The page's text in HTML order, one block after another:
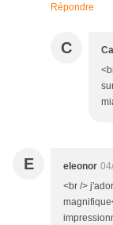
Répondre
C
E eleonor
<br />